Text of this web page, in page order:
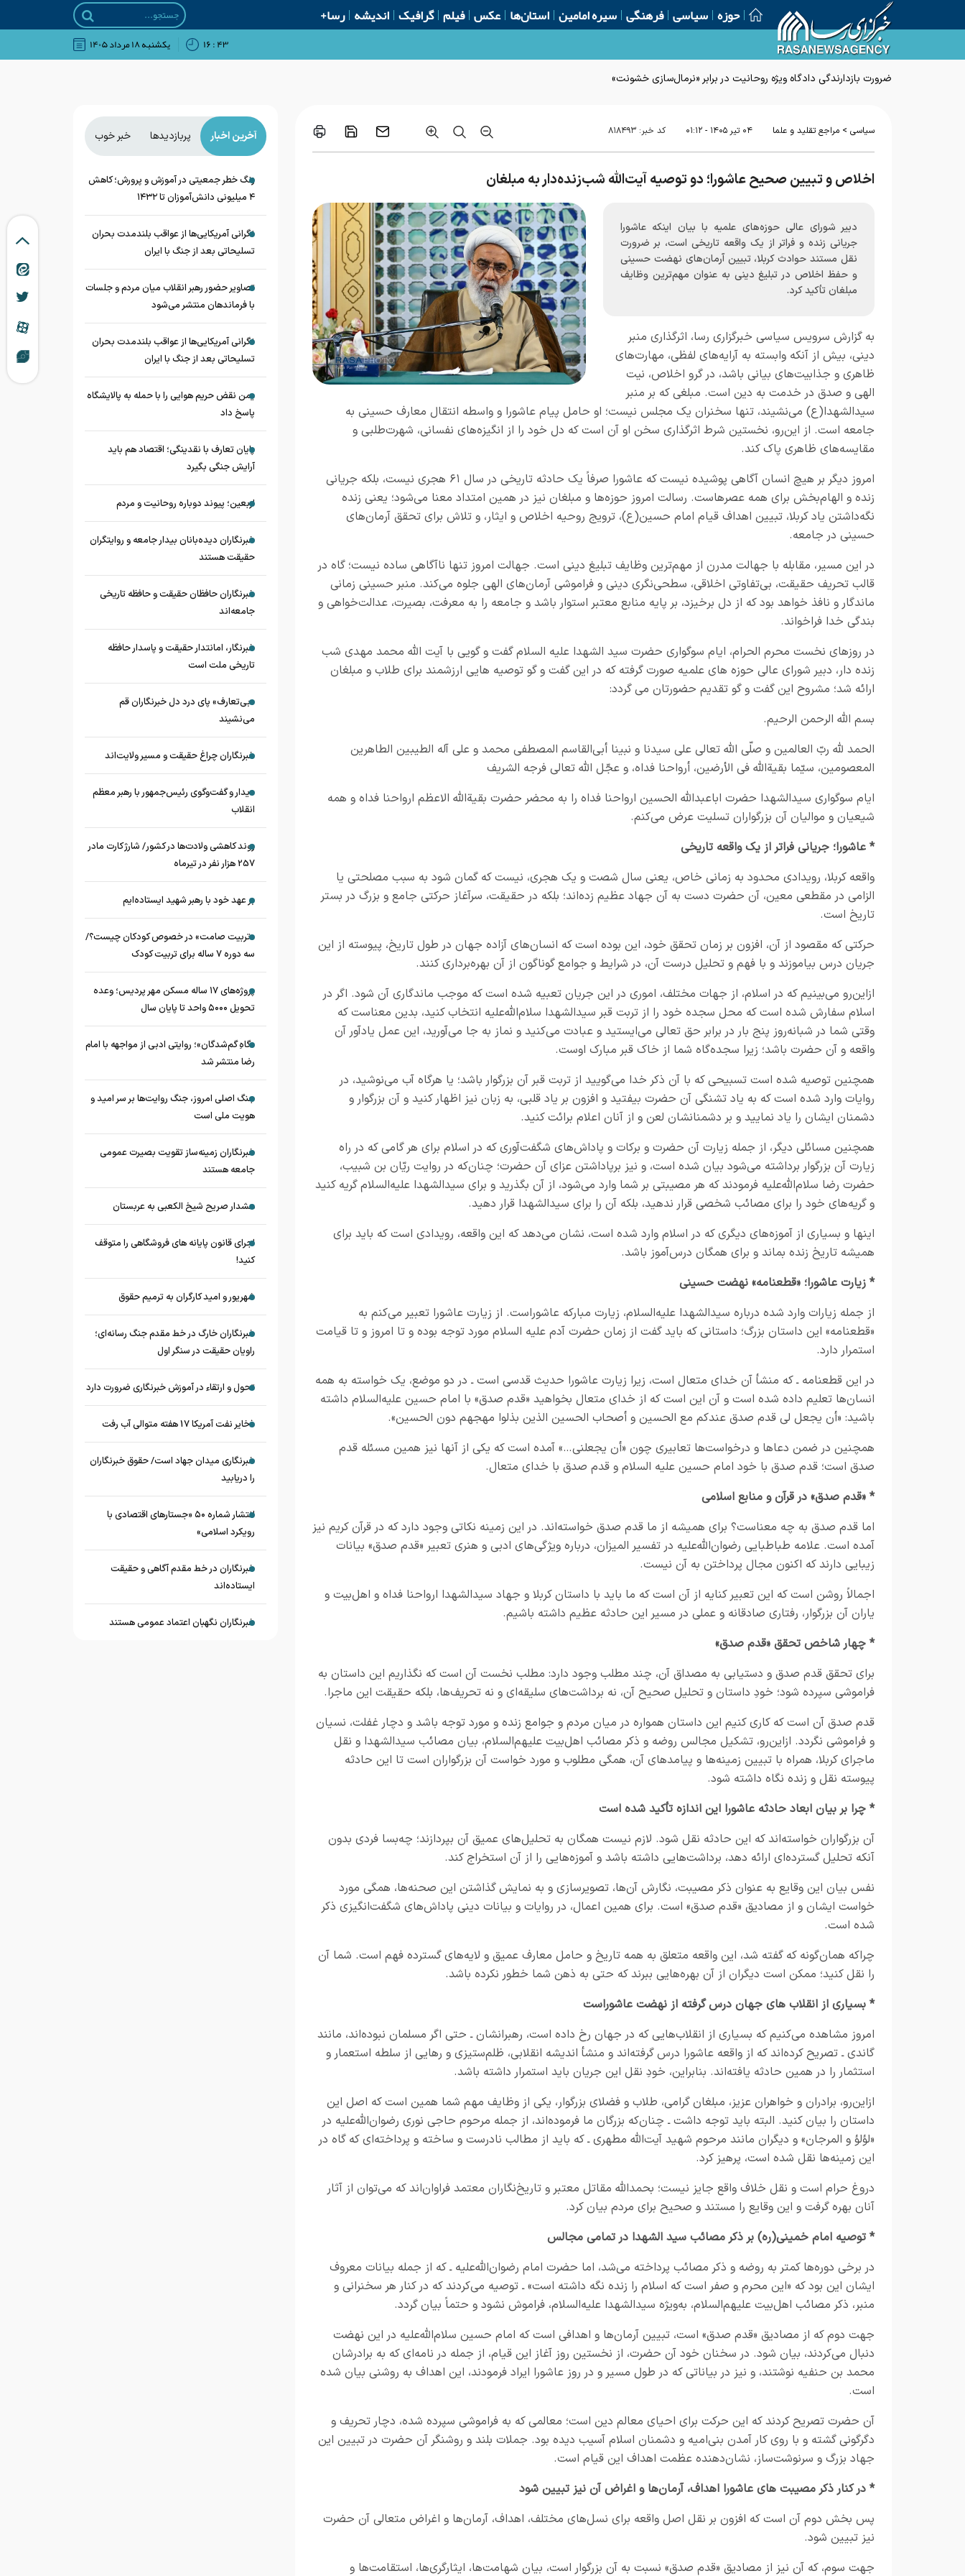
حوزه سیاسی فرهنگی سیره امامین استان‌ها عکس فیلم گرافیک اندیشه رسا+
۴۳ : ۱۶ يکشنبه ۱۸ مرداد ۱۴۰۵
ضرورت بازدارندگی دادگاه ویژه روحانیت در برابر «نرمال‌سازی خشونت»
سیاسی > مراجع تقلید و علما ۰۴ تير ۱۴۰۵ - ۰۱:۱۲ کد خبر: ۸۱۸۴۹۳
اخلاص و تبیین صحیح عاشورا؛ دو توصیه آیت‌الله شب‌زنده‌دار به مبلغان
دبیر شورای عالی حوزه‌های علمیه با بیان اینکه عاشورا
جریانی زنده و فراتر از یک واقعه تاریخی است، بر ضرورت
نقل مستند حوادث کربلا، تبیین آرمان‌های نهضت حسینی
و حفظ اخلاص در تبلیغ دینی به عنوان مهم‌ترین وظایف
مبلغان تأکید کرد.
به گزارش سرویس سیاسی خبرگزاری رسا، اثرگذاری منبر
دینی، بیش از آنکه وابسته به آرایه‌های لفظی، مهارت‌های
ظاهری و جذابیت‌های بیانی باشد، در گرو اخلاص، نیت
الهی و صدق در خدمت به دین است. مبلغی که بر منبر
سیدالشهدا(ع) می‌نشیند، تنها سخنران یک مجلس نیست؛ او حامل پیام عاشورا و واسطه انتقال معارف حسینی به
جامعه است. از این‌رو، نخستین شرط اثرگذاری سخن او آن است که دل خود را از انگیزه‌های نفسانی، شهرت‌طلبی و
مقایسه‌های ظاهری پاک کند.
امروز دیگر بر هیچ انسان آگاهی پوشیده نیست که عاشورا صرفاً یک حادثه تاریخی در سال ۶۱ هجری نیست، بلکه جریانی
زنده و الهام‌بخش برای همه عصرهاست. رسالت امروز حوزه‌ها و مبلغان نیز در همین امتداد معنا می‌شود؛ یعنی زنده
نگه‌داشتن یاد کربلا، تبیین اهداف قیام امام حسین(ع)، ترویج روحیه اخلاص و ایثار، و تلاش برای تحقق آرمان‌های
حسینی در جامعه.
در این مسیر، مقابله با جهالت مدرن از مهم‌ترین وظایف تبلیغ دینی است. جهالت امروز تنها ناآگاهی ساده نیست؛ گاه در
قالب تحریف حقیقت، بی‌تفاوتی اخلاقی، سطحی‌نگری دینی و فراموشی آرمان‌های الهی جلوه می‌کند. منبر حسینی زمانی
ماندگار و نافذ خواهد بود که از دل برخیزد، بر پایه منابع معتبر استوار باشد و جامعه را به معرفت، بصیرت، عدالت‌خواهی و
بندگی خدا فراخواند.
در روزهای نخست محرم الحرام، ایام سوگواری حضرت سید الشهدا علیه السلام گفت و گویی با آیت الله محمد مهدی شب
زنده دار، دبیر شورای عالی حوزه های علمیه صورت گرفته که در این گفت و گو توصیه هایی ارزشمند برای طلاب و مبلغان
ارائه شد؛ مشروح این گفت و گو تقدیم حضورتان می گردد:
بسم الله الرحمن الرحیم.
الحمد لله ربّ العالمین و صلّی الله تعالی علی سیدنا و نبینا أبی‌القاسم المصطفی محمد و علی آله الطیبین الطاهرین
المعصومین، سیّما بقیة‌الله فی الأرضین، أرواحنا فداه، و عجّل الله تعالی فرجه الشریف
ایام سوگواری سیدالشهدا حضرت اباعبدالله الحسین ارواحنا فداه را به محضر حضرت بقیة‌الله الاعظم ارواحنا فداه و همه
شیعیان و موالیان آن بزرگواران تسلیت عرض می‌کنم.
* عاشورا؛ جریانی فراتر از یک واقعه تاریخی
واقعه کربلا، رویدادی محدود به زمانی خاص، یعنی سال شصت و یک هجری، نیست که گمان شود به سبب مصلحتی یا
الزامی در مقطعی معین، آن حضرت دست به آن جهاد عظیم زده‌اند؛ بلکه در حقیقت، سرآغاز حرکتی جامع و بزرگ در بستر
تاریخ است.
حرکتی که مقصود از آن، افزون بر زمان تحقق خود، این بوده است که انسان‌های آزاده جهان در طول تاریخ، پیوسته از این
جریان درس بیاموزند و با فهم و تحلیل درست آن، در شرایط و جوامع گوناگون از آن بهره‌برداری کنند.
ازاین‌رو می‌بینیم که در اسلام، از جهات مختلف، اموری در این جریان تعبیه شده است که موجب ماندگاری آن شود. اگر در
اسلام سفارش شده است که محل سجده خود را از تربت قبر سیدالشهدا سلام‌الله‌علیه انتخاب کنید، بدین معناست که
وقتی شما در شبانه‌روز پنج بار در برابر حق تعالی می‌ایستید و عبادت می‌کنید و نماز به جا می‌آورید، این عمل یادآور آن
واقعه و آن حضرت باشد؛ زیرا سجده‌گاه شما از خاک قبر مبارک اوست.
همچنین توصیه شده است تسبیحی که با آن ذکر خدا می‌گویید از تربت قبر آن بزرگوار باشد؛ یا هرگاه آب می‌نوشید، در
روایات وارد شده است که به یاد تشنگی آن حضرت بیفتید و افزون بر یاد قلبی، به زبان نیز اظهار کنید و آن بزرگوار و
دشمنان ایشان را یاد نمایید و بر دشمنانشان لعن و از آنان اعلام برائت کنید.
همچنین مسائلی دیگر، از جمله زیارت آن حضرت و برکات و پاداش‌های شگفت‌آوری که در اسلام برای هر گامی که در راه
زیارت آن بزرگوار برداشته می‌شود بیان شده است، و نیز برپاداشتن عزای آن حضرت؛ چنان‌که در روایت ریّان بن شبیب،
حضرت رضا سلام‌الله‌علیه فرمودند که هر مصیبتی بر شما وارد می‌شود، از آن بگذرید و برای سیدالشهدا علیه‌السلام گریه کنید
و گریه‌های خود را برای مصائب شخصی قرار ندهید، بلکه آن را برای سیدالشهدا قرار دهید.
اینها و بسیاری از آموزه‌های دیگری که در اسلام وارد شده است، نشان می‌دهد که این واقعه، رویدادی است که باید برای
همیشه تاریخ زنده بماند و برای همگان درس‌آموز باشد.
* زیارت عاشورا؛ «قطعنامه» نهضت حسینی
از جمله زیارات وارد شده درباره سیدالشهدا علیه‌السلام، زیارت مبارکه عاشوراست. از زیارت عاشورا تعبیر می‌کنم به
«قطعنامه» این داستان بزرگ؛ داستانی که باید گفت از زمان حضرت آدم علیه السلام مورد توجه بوده و تا امروز و تا قیامت
استمرار دارد.
در این قطعنامه ـ که منشأ آن خدای متعال است، زیرا زیارت عاشورا حدیث قدسی است ـ در دو موضع، یک خواسته به همه
انسان‌ها تعلیم داده شده است و آن این است که از خدای متعال بخواهید «قدم صدق» با امام حسین علیه‌السلام داشته
باشید: «أن یجعل لی قدم صدق عندکم مع الحسین و أصحاب الحسین الذین بذلوا مهجهم دون الحسین».
همچنین در ضمن دعاها و درخواست‌ها تعابیری چون «أن یجعلنی…» آمده است که یکی از آنها نیز همین مسئله قدم
صدق است؛ قدم صدق با خود امام حسین علیه السلام و قدم صدق با خدای متعال.
* «قدم صدق» در قرآن و منابع اسلامی
اما قدم صدق به چه معناست؟ برای همیشه از ما قدم صدق خواسته‌اند. در این زمینه نکاتی وجود دارد که در قرآن کریم نیز
آمده است. علامه طباطبایی رضوان‌الله‌علیه در تفسیر المیزان، درباره ویژگی‌های ادبی و هنری تعبیر «قدم صدق» بیانات
زیبایی دارند که اکنون مجال پرداختن به آن نیست.
اجمالاً روشن است که این تعبیر کنایه از آن است که ما باید با داستان کربلا و جهاد سیدالشهدا ارواحنا فداه و اهل‌بیت و
یاران آن بزرگوار، رفتاری صادقانه و عملی در مسیر این حادثه عظیم داشته باشیم.
* چهار شاخص تحقق «قدم صدق»
برای تحقق قدم صدق و دستیابی به مصداق آن، چند مطلب وجود دارد: مطلب نخست آن است که نگذاریم این داستان به
فراموشی سپرده شود؛ خودِ داستان و تحلیل صحیح آن، نه برداشت‌های سلیقه‌ای و نه تحریف‌ها، بلکه حقیقت این ماجرا.
قدم صدق آن است که کاری کنیم این داستان همواره در میان مردم و جوامع زنده و مورد توجه باشد و دچار غفلت، نسیان
و فراموشی نگردد. ازاین‌رو، تشکیل مجالس روضه و ذکر مصائب اهل‌بیت علیهم‌السلام، بیان مصائب سیدالشهدا و نقل
ماجرای کربلا، همراه با تبیین زمینه‌ها و پیامدهای آن، همگی مطلوب و مورد خواست آن بزرگواران است تا این حادثه
پیوسته نقل و زنده نگاه داشته شود.
* چرا بر بیان ابعاد حادثه عاشورا این اندازه تأکید شده است
آن بزرگواران خواسته‌اند که این حادثه نقل شود. لازم نیست همگان به تحلیل‌های عمیق آن بپردازند؛ چه‌بسا فردی بدون
آنکه تحلیل گسترده‌ای ارائه دهد، برداشت‌هایی داشته باشد و آموزه‌هایی را از آن استخراج کند.
نفس بیان این وقایع به عنوان ذکر مصیبت، نگارش آن‌ها، تصویرسازی و به نمایش گذاشتن این صحنه‌ها، همگی مورد
خواست ایشان و از مصادیق «قدم صدق» است. برای همین اعمال، در روایات و بیانات دینی پاداش‌های شگفت‌انگیزی ذکر
شده است.
چراکه همان‌گونه که گفته شد، این واقعه متعلق به همه تاریخ و حامل معارف عمیق و لایه‌های گسترده فهم است. شما آن
را نقل کنید؛ ممکن است دیگران از آن بهره‌هایی ببرند که حتی به ذهن شما خطور نکرده باشد.
* بسیاری از انقلاب های جهان درس گرفته از نهضت عاشوراست
امروز مشاهده می‌کنیم که بسیاری از انقلاب‌هایی که در جهان رخ داده است، رهبرانشان ـ حتی اگر مسلمان نبوده‌اند، مانند
گاندی ـ تصریح کرده‌اند که از واقعه عاشورا درس گرفته‌اند و منشأ اندیشه انقلابی، ظلم‌ستیزی و رهایی از سلطه استعمار و
استثمار را در همین حادثه یافته‌اند. بنابراین، خودِ نقل این جریان باید استمرار داشته باشد.
ازاین‌رو، برادران و خواهران عزیز، مبلغان گرامی، طلاب و فضلای بزرگوار، یکی از وظایف مهم شما همین است که اصل این
داستان را بیان کنید. البته باید توجه داشت ـ چنان‌که بزرگان ما فرموده‌اند، از جمله مرحوم حاجی نوری رضوان‌الله‌علیه در
«لؤلؤ و المرجان» و دیگران مانند مرحوم شهید آیت‌الله مطهری ـ که باید از مطالب نادرست و ساخته و پرداخته‌ای که گاه در
این زمینه‌ها نقل شده است، پرهیز کرد.
دروغ حرام است و نقل خلاف واقع جایز نیست؛ بحمدالله مقاتل معتبر و تاریخ‌نگاران معتمد فراوان‌اند که می‌توان از آثار
آنان بهره گرفت و این وقایع را مستند و صحیح برای مردم بیان کرد.
* توصیه امام خمینی(ره) بر ذکر مصائب سید الشهدا در تمامی مجالس
در برخی دوره‌ها کمتر به روضه و ذکر مصائب پرداخته می‌شد، اما حضرت امام رضوان‌الله‌علیه ـ که از جمله بیانات معروف
ایشان این بود که «این محرم و صفر است که اسلام را زنده نگه داشته است» ـ توصیه می‌کردند که در کنار هر سخنرانی و
منبر، ذکر مصائب اهل‌بیت علیهم‌السلام، به‌ویژه سیدالشهدا علیه‌السلام، فراموش نشود و حتماً بیان گردد.
جهت دوم که از مصادیق «قدم صدق» است، تبیین آرمان‌ها و اهدافی است که امام حسین سلام‌الله‌علیه در این نهضت
دنبال می‌کردند، بیان شود. در سخنان خود آن حضرت، از نخستین روز آغاز این قیام، از جمله در نامه‌ای که به برادرشان
محمد بن حنفیه نوشتند، و نیز در بیاناتی که در طول مسیر و در روز عاشورا ایراد فرمودند، این اهداف به روشنی بیان شده
است.
آن حضرت تصریح کردند که این حرکت برای احیای معالم دین است؛ معالمی که به فراموشی سپرده شده، دچار تحریف و
دگرگونی گشته و با روی کار آمدن بنی‌امیه و دشمنان اسلام آسیب دیده بود. جملات بلند و روشنگر آن حضرت در تبیین این
جهاد بزرگ و سرنوشت‌ساز، نشان‌دهنده عظمت اهداف این قیام است.
* در کنار ذکر مصیبت های عاشورا اهداف، آرمان‌ها و اغراض آن نیز تبیین شود
پس بخش دوم آن است که افزون بر نقل اصل واقعه برای نسل‌های مختلف، اهداف، آرمان‌ها و اغراض متعالی آن حضرت
نیز تبیین شود.
جهت سوم، که آن نیز از مصادیق «قدم صدق» نسبت به آن بزرگوار است، بیان شهامت‌ها، ایثارگری‌ها، استقامت‌ها و
آخرین اخبار پربازدیدها خبر خوب
زنگ خطر جمعیتی در آموزش و پرورش؛ کاهش
۴ میلیونی دانش‌آموزان تا ۱۴۳۲
نگرانی آمریکایی‌ها از عواقب بلندمدت بحران
تسلیحاتی بعد از جنگ با ایران
تصاویر حضور رهبر انقلاب میان مردم و جلسات
با فرماندهان منتشر می‌شود
نگرانی آمریکایی‌ها از عواقب بلندمدت بحران
تسلیحاتی بعد از جنگ با ایران
یمن نقض حریم هوایی را با حمله به پالایشگاه
پاسخ داد
پایان تعارف با نقدینگی؛ اقتصاد هم باید
آرایش جنگی بگیرد
اربعین؛ پیوند دوباره روحانیت و مردم
خبرنگاران دیده‌بانان بیدار جامعه و روایتگران
حقیقت هستند
خبرنگاران حافظان حقیقت و حافظه تاریخی
جامعه‌اند
خبرنگار، امانتدار حقیقت و پاسدار حافظه
تاریخی ملت است
«بی‌تعارف» پای درد دل خبرنگاران قم
می‌نشیند
خبرنگاران چراغ حقیقت و مسیر ولایت‌اند
دیدار و گفت‌وگوی رئیس‌جمهور با رهبر معظم
انقلاب
روند کاهشی ولادت‌ها در کشور/ شارژ کارت مادر
257 هزار نفر در تیرماه
بر عهد خود با رهبر شهید ایستاده‌ایم
«تربیت صامت» در خصوص کودکان چیست؟/
سه دوره ۷ ساله برای تربیت کودک
پروژه‌های ۱۷ ساله مسکن مهر پردیس؛ وعده
تحویل ۵۰۰۰ واحد تا پایان سال
«گاهِ گم‌شدگان»؛ روایتی ادبی از مواجهه با امام
رضا منتشر شد
جنگ اصلی امروز، جنگ روایت‌ها بر سر امید و
هویت ملی است
خبرنگاران زمینه‌ساز تقویت بصیرت عمومی
جامعه هستند
هشدار صریح شیخ الکعبی به عربستان
اجرای قانون پایانه های فروشگاهی را متوقف
کنید!
شهریور و امید کارگران به ترمیم حقوق
خبرنگاران خارگ در خط مقدم جنگ رسانه‌ای؛
راویان حقیقت در سنگر اول
تحول و ارتقاء در آموزش خبرنگاری ضرورت دارد
ذخایر نفت آمریکا 17 هفته متوالی آب رفت
خبرنگاری میدان جهاد است/ حقوق خبرنگاران
را دریابید
انتشار شماره ۵۰ «جستارهای اقتصادی با
رویکرد اسلامی»
خبرنگاران در خط مقدم آگاهی و حقیقت
ایستاده‌اند
خبرنگاران نگهبان اعتماد عمومی هستند